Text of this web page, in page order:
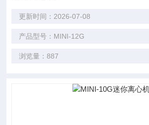
更新时间：2026-07-08
产品型号：MINI-12G
浏览量：887